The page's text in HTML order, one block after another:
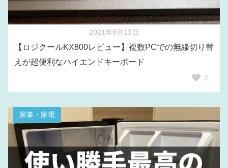
2021年8月13日
【ロジクールKX800レビュー】複数PCでの無線切り替
えが超便利なハイエンドキーボード
0
家事・家電